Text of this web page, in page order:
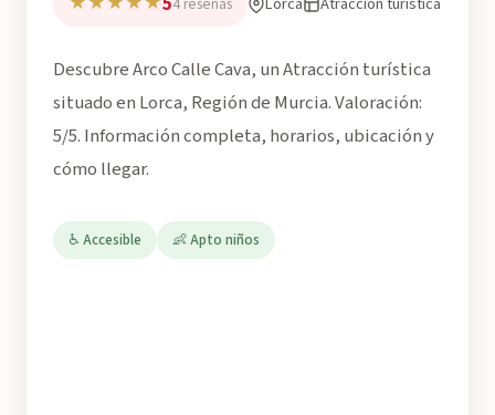
Descubre Arco Calle Cava, un Atracción turística
situado en Lorca, Región de Murcia. Valoración:
5/5. Información completa, horarios, ubicación y
cómo llegar.
♿ Accesible 👶 Apto niños